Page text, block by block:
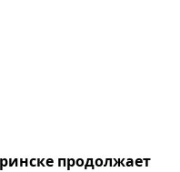
продолжает